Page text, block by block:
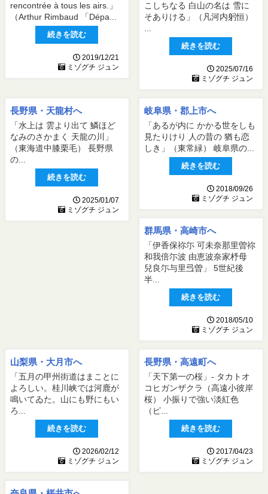
rencontrée à tous les airs.」
（Arthur Rimbaud 「Dépa...
続きを読む
2019/12/21
ミゾグチ ジュン
こしちなる 白山の名は 雪に
そありける」（凡河内躬恒）
続きを読む
2025/07/16
ミゾグチ ジュン
長野県・天龍村へ
「水上は 雲より出て 鱗ほど
なみのさかまく 天龍の川」
（東海道中膝栗毛） 長野県
の...
続きを読む
2025/01/07
ミゾグチ ジュン
岐阜県・郡上市へ
「あるが内に かかる世をしも
見たりけり 人の昔の 猶も恋
しき」（東常緑） 岐阜県の...
続きを読む
2018/09/26
ミゾグチ ジュン
群馬県・高崎市へ
「伊香保祢尓 可未奈那里曽祢
和我倍尓波 由恵波奈家杼母
兒良尓与里弖曽」 5世紀後
半...
続きを読む
2018/05/10
ミゾグチ ジュン
山梨県・大月市へ
「五月の甲州街道はまことに
よろしい。桂川峡では河鹿が
鳴いてゐた。山にも野にもい
ろ...
続きを読む
2026/02/12
ミゾグチ ジュン
長野県・高遠町へ
「天下第一の桜」- タカトオ
コヒガンザクラ（高遠小彼岸
桜） 小振りで強い淡紅色
（ピ...
続きを読む
2017/04/23
ミゾグチ ジュン